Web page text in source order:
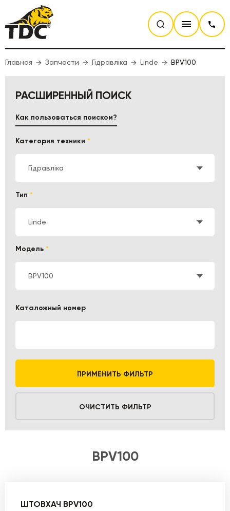
Главная Запчасти Гідравліка Linde BPV100
РАСШИРЕННЫЙ ПОИСК
Категория техники *
Гідравліка
Тип *
Linde
Модель *
BPV100
Каталожный номер
ПРИМЕНИТЬ ФИЛЬТР
ОЧИСТИТЬ ФИЛЬТР
Как пользоваться поиском?
BPV100
ШТОВХАЧ BPV100